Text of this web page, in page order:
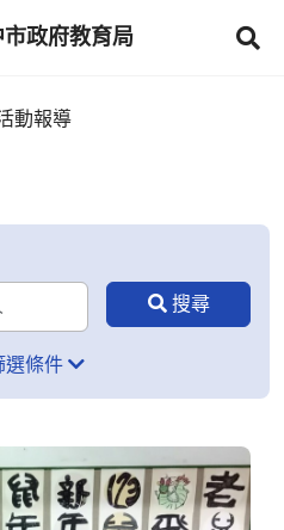
市政府教育局
動報導
選條件